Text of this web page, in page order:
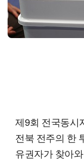
제9회 전국동시
전북 전주의 한
유권자가 찾아